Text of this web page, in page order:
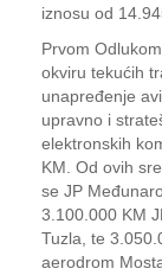
iznosu od
Prvom
okviru tekućih
unapređenje
upravno i
elektronskih
KM. Od ovih
se JP
3.100.000 KM
Tuzla, te
aerodrom